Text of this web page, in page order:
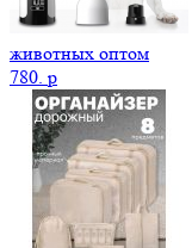
животных оптом
780. p